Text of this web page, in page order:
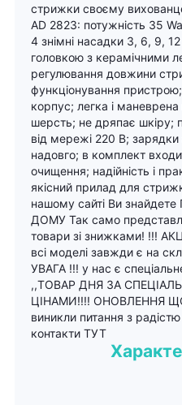
стрижки своєму
AD 2823: потужність 35
4 знімні насадки 3, 6, 9,
головкою з керамічними
регулювання довжини
функціонування
корпус; легка і
шерсть; не дряпає шкіру;
від мережі 220 В;
надовго; в комплект
очищення; надійність і
якісний прилад для
нашому сайті Ви
ДОМУ Так само
товари зі знижками! !!!
всі моделі завжди є на
УВАГА !!! у нас є
,,ТОВАР ДНЯ ЗА
ЦІНАМИ!!!! ОНОВЛЕННЯ
виникли питання з
контакти ТУТ